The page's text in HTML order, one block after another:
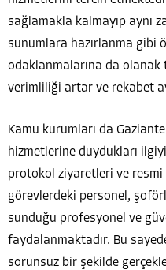
sağlamakla kalmayıp aynı
sunumlara hazırlanma gibi
odaklanmalarına da olanak
verimliliği artar ve rekabet
Kamu kurumları da
hizmetlerine duydukları
protokol ziyaretleri ve
görevlerdeki personel,
sunduğu profesyonel ve
faydalanmaktadır. Bu
sorunsuz bir şekilde